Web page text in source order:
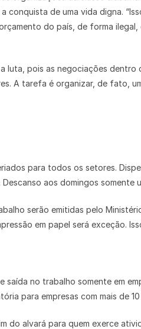
conquista de uma vida digna.
do país, de forma ilegal,
luta, pois as negociações dentro
A tarefa é organizar, de fato,
para todos os setores.
aos domingos somente
serão emitidas pelo
em papel será exceção.
no trabalho somente em
para empresas com mais de
do alvará para quem exerce